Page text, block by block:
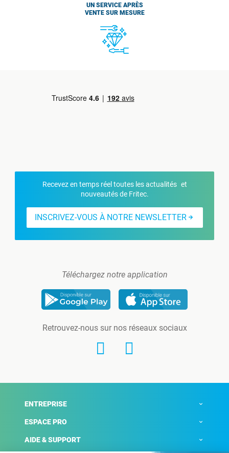
UN SERVICE APRÈS
VENTE SUR MESURE
Recevez en temps réel toutes les actualités et
nouveautés de Fritec.
INSCRIVEZ-VOUS À NOTRE NEWSLETTER
Téléchargez notre application
Retrouvez-nous sur nos réseaux sociaux
ENTREPRISE
ESPACE PRO
AIDE & SUPPORT